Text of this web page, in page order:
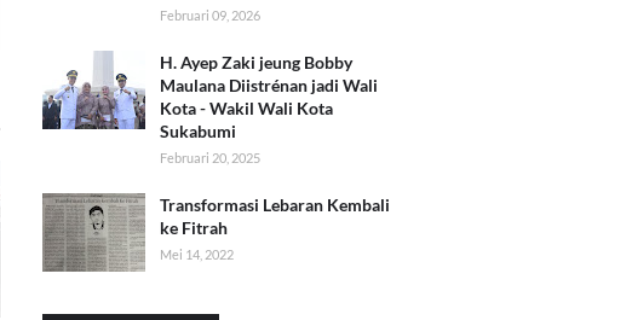
Februari 09, 2026
H. Ayep Zaki jeung Bobby
Maulana Diistrénan jadi Wali
Kota - Wakil Wali Kota
Sukabumi
Februari 20, 2025
Transformasi Lebaran Kembali
ke Fitrah
Mei 14, 2022